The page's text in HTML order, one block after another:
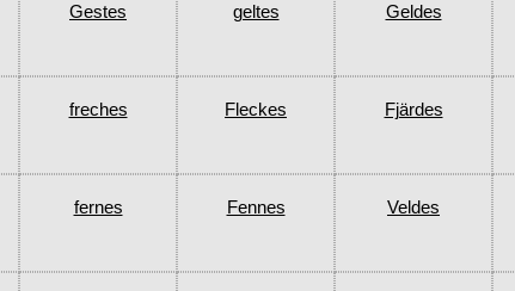
Gestes geltes Geldes
freches Fleckes Fjärdes
fernes Fennes Veldes